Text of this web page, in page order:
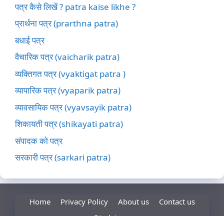
पत्र कैसे लिखें ? patra kaise likhe ?
प्रार्थना पत्र (prarthna patra)
बधाई पत्र
वैचारिक पत्र (vaicharik patra)
व्यक्तिगत पत्र (vyaktigat patra )
व्यापारिक पत्र (vyaparik patra)
व्यावसायिक पत्र (vyavsayik patra)
शिकायती पत्र (shikayati patra)
संपादक को पत्र
सरकारी पत्र (sarkari patra)
Home Privacy Policy About us
Contact us